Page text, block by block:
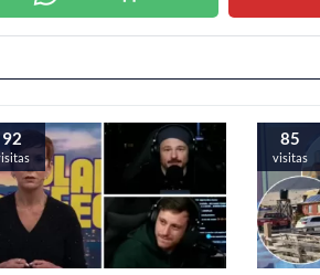
92 85
visitas